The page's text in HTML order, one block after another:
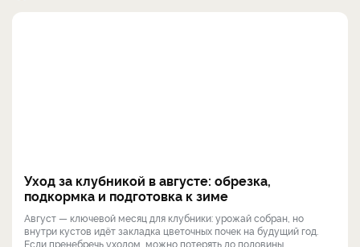
Уход за клубникой в августе: обрезка,
подкормка и подготовка к зиме
Август — ключевой месяц для клубники: урожай собран, но
внутри кустов идёт закладка цветочных почек на будущий год.
Если пренебречь уходом, можно потерять до половины